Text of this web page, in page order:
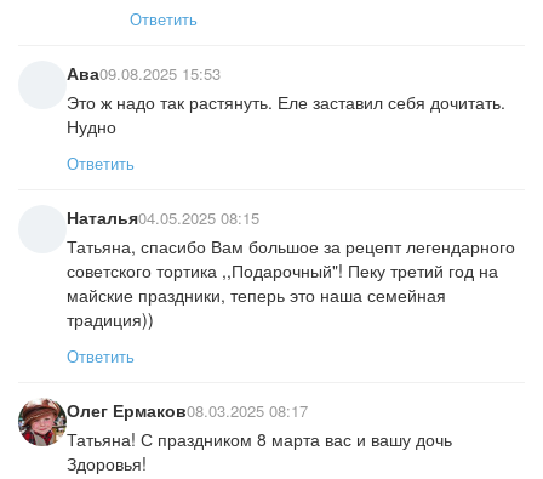
Ответить
Ава09.08.2025 15:53
Это ж надо так растянуть. Еле заставил себя дочитать.
Нудно
Ответить
Наталья04.05.2025 08:15
Татьяна, спасибо Вам большое за рецепт легендарного
советского тортика ,,Подарочный"! Пеку третий год на
майские праздники, теперь это наша семейная
традиция))
Ответить
Олег Ермаков08.03.2025 08:17
Татьяна! С праздником 8 марта вас и вашу дочь
Здоровья!